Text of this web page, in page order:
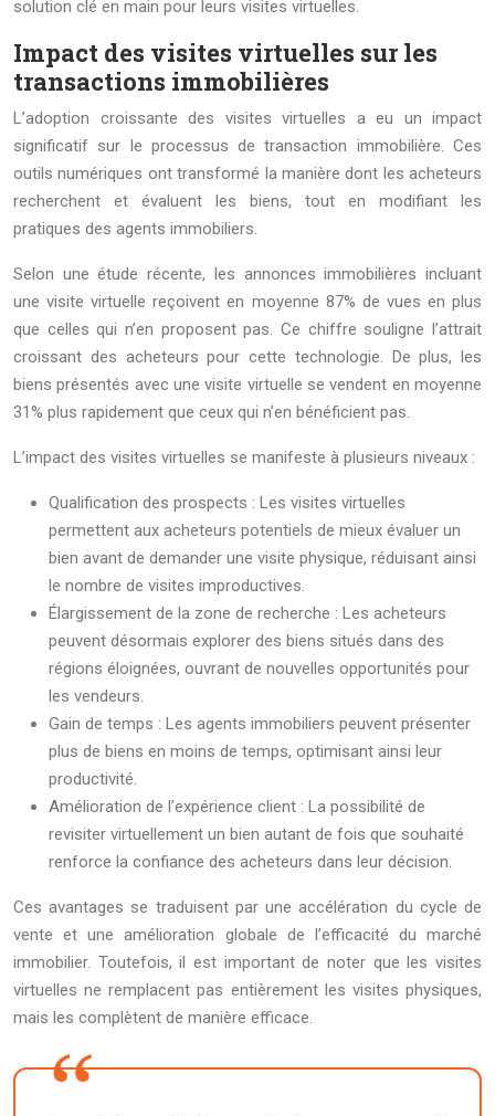
solution clé en main pour leurs visites virtuelles.
Impact des visites virtuelles sur les
transactions immobilières
L’adoption croissante des visites virtuelles a eu un impact
significatif sur le processus de transaction immobilière. Ces
outils numériques ont transformé la manière dont les acheteurs
recherchent et évaluent les biens, tout en modifiant les
pratiques des agents immobiliers.
Selon une étude récente, les annonces immobilières incluant
une visite virtuelle reçoivent en moyenne 87% de vues en plus
que celles qui n’en proposent pas. Ce chiffre souligne l’attrait
croissant des acheteurs pour cette technologie. De plus, les
biens présentés avec une visite virtuelle se vendent en moyenne
31% plus rapidement que ceux qui n’en bénéficient pas.
L’impact des visites virtuelles se manifeste à plusieurs niveaux :
Qualification des prospects : Les visites virtuelles
permettent aux acheteurs potentiels de mieux évaluer un
bien avant de demander une visite physique, réduisant ainsi
le nombre de visites improductives.
Élargissement de la zone de recherche : Les acheteurs
peuvent désormais explorer des biens situés dans des
régions éloignées, ouvrant de nouvelles opportunités pour
les vendeurs.
Gain de temps : Les agents immobiliers peuvent présenter
plus de biens en moins de temps, optimisant ainsi leur
productivité.
Amélioration de l’expérience client : La possibilité de
revisiter virtuellement un bien autant de fois que souhaité
renforce la confiance des acheteurs dans leur décision.
Ces avantages se traduisent par une accélération du cycle de
vente et une amélioration globale de l’efficacité du marché
immobilier. Toutefois, il est important de noter que les visites
virtuelles ne remplacent pas entièrement les visites physiques,
mais les complètent de manière efficace.